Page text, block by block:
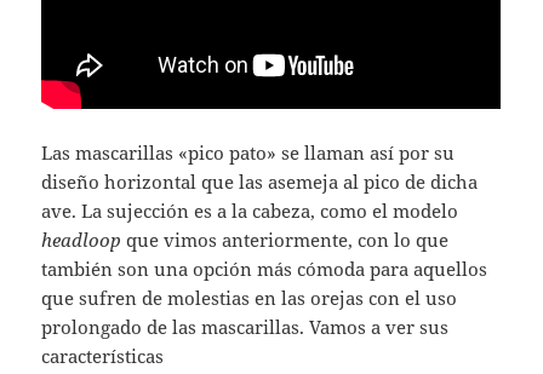
Las mascarillas «pico pato» se llaman así por su
diseño horizontal que las asemeja al pico de dicha
ave. La sujección es a la cabeza, como el modelo
headloop que vimos anteriormente, con lo que
también son una opción más cómoda para aquellos
que sufren de molestias en las orejas con el uso
prolongado de las mascarillas. Vamos a ver sus
características